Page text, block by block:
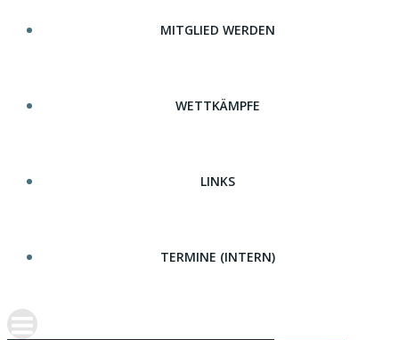
MITGLIED WERDEN
WETTKÄMPFE
LINKS
TERMINE (INTERN)